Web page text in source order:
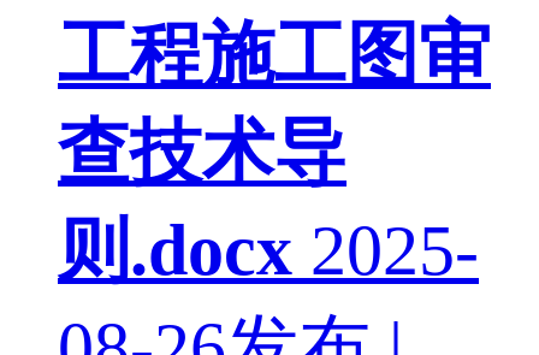
工程施工图审
查技术导
则.docx 2025-